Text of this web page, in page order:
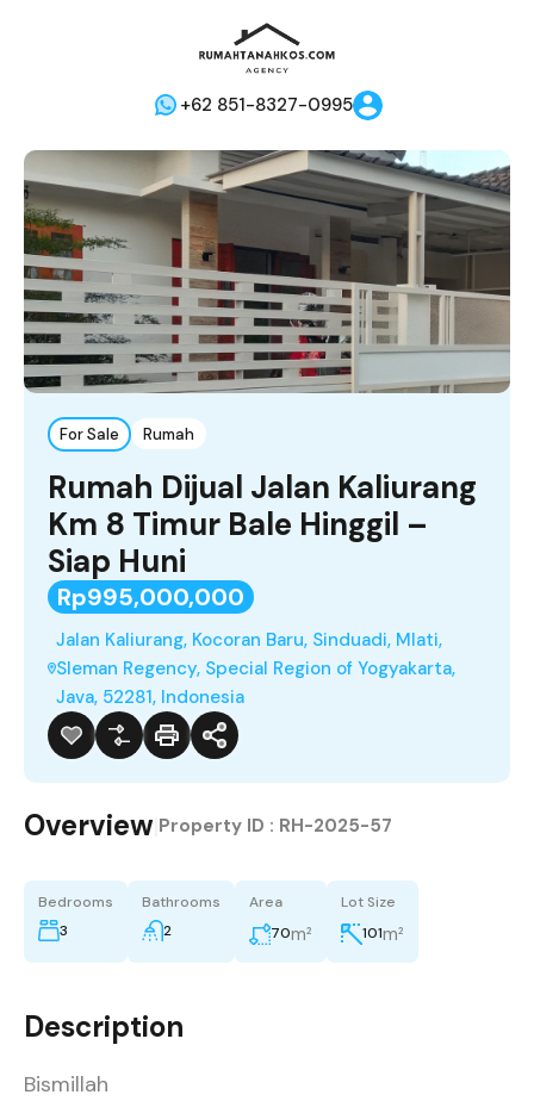
+62 851-8327-0995
For Sale Rumah
Rumah Dijual Jalan Kaliurang
Km 8 Timur Bale Hinggil –
Siap Huni
Rp995,000,000
Jalan Kaliurang, Kocoran Baru, Sinduadi, Mlati,
Sleman Regency, Special Region of Yogyakarta,
Java, 52281, Indonesia
Overview Property ID : RH-2025-57
Bedrooms
3
Bathrooms
2
Area
70m²
Lot Size
101m²
Description
Bismillah